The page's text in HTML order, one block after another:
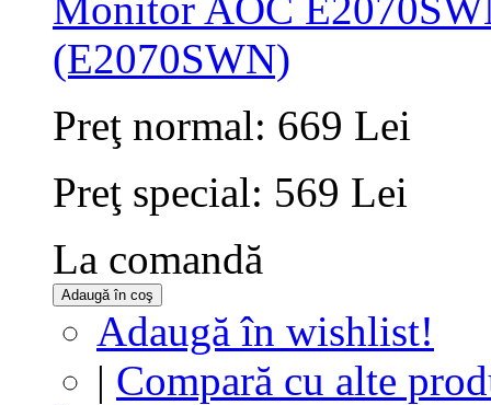
(E2070SWN)
Preţ normal: 669 Lei
Preţ special: 569 Lei
La comandă
Adaugă în coş
Adaugă în wishlist!
| Compară cu alte